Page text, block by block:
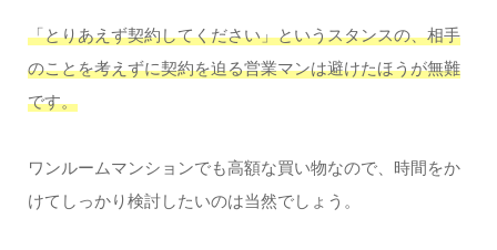
「とりあえず契約してください」というスタンスの、相手
のことを考えずに契約を迫る営業マンは避けたほうが無難
です。
ワンルームマンションでも高額な買い物なので、時間をか
けてしっかり検討したいのは当然でしょう。